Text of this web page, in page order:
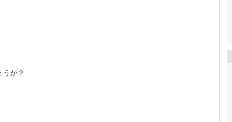
うか？